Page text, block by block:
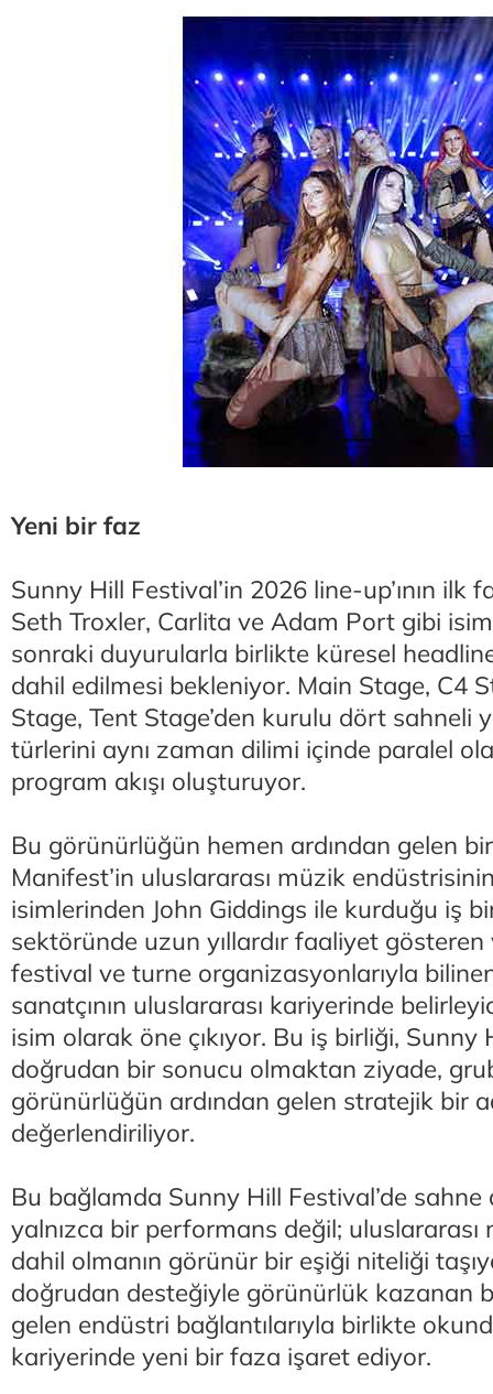
Yeni bir faz
Sunny Hill Festival’in 2026 line-up’ının ilk
Seth Troxler, Carlita ve Adam Port gibi
sonraki duyurularla birlikte küresel
dahil edilmesi bekleniyor. Main Stage, C4
Stage, Tent Stage’den kurulu dört sahneli
türlerini aynı zaman dilimi içinde paralel
program akışı oluşturuyor.
Bu görünürlüğün hemen ardından gelen
Manifest’in uluslararası müzik
isimlerinden John Giddings ile kurduğu iş
sektöründe uzun yıllardır faaliyet
festival ve turne organizasyonlarıyla
sanatçının uluslararası kariyerinde
isim olarak öne çıkıyor. Bu iş birliği, Sunny
doğrudan bir sonucu olmaktan ziyade,
görünürlüğün ardından gelen stratejik bir
değerlendiriliyor.
Bu bağlamda Sunny Hill Festival’de
yalnızca bir performans değil; uluslararası
dahil olmanın görünür bir eşiği niteliği
doğrudan desteğiyle görünürlük kazanan
gelen endüstri bağlantılarıyla birlikte
kariyerinde yeni bir faza işaret ediyor.